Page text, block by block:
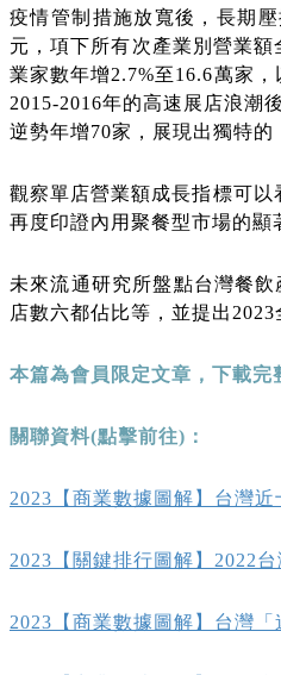
疫情管制措施放寬後，長期
元，項下所有次產業別營業
業家數年增2.7%至16.6萬家
2015-2016年的高速展店浪潮
逆勢年增70家，展現出獨特的
觀察單店營業額成長指標可以
再度印證內用聚餐型市場的顯
未來流通研究所盤點台灣餐
店數六都佔比等，並提出
本篇為會員限定文章，下載
關聯資料(點擊前往)：
2023【商業數據圖解】台灣
2023【關鍵排行圖解】2022
2023【商業數據圖解】台灣